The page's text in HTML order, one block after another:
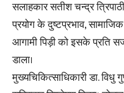
सलाहकार सतीश चन्द्र
प्रयोग के दुष्टप्रभाव,
आगामी पिड़ी को इसके प्रति
डाला।
मुख्यचिकित्साधिकारी डा. विधु